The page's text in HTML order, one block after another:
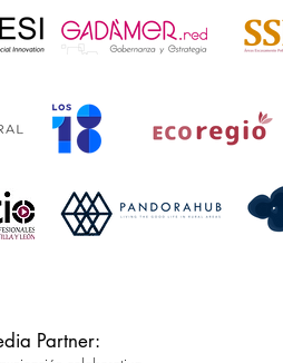
Partner: